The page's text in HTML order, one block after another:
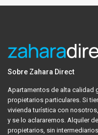
Sobre Zahara Direct
Apartamentos de alta calidad
propietarios particulares. Si
vivienda turística con
y se lo aclararemos. Alquiler
propietarios, sin